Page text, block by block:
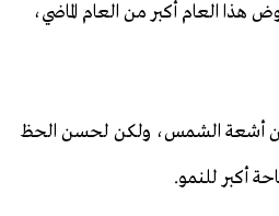
هذا العام أكبر من العام الماضي،
عن أشعة الشمس، ولكن لحسن الحظ
أكبر للنمو.